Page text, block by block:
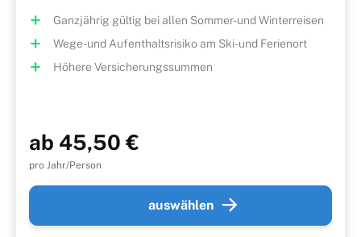
Ganzjährig gültig bei allen Sommer- und Winterreisen
Wege- und Aufenthaltsrisiko am Ski- und Ferienort
Höhere Versicherungssummen
ab 45,50 €
pro Jahr/Person
auswählen